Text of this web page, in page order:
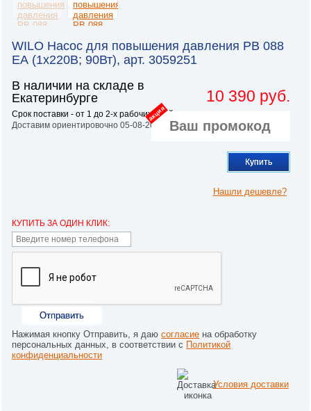
WILO Насос для повышения давления РВ 088
ЕА (1х220В; 90Вт), арт. 3059251
В наличии на складе в
Екатеринбурге
Срок поставки - от 1 до 2-х рабочих дней.
Доставим ориентировочно 05-08-2026
10 390 руб.
акция
Купить
Нашли дешевле?
КУПИТЬ ЗА ОДИН КЛИК:
Отправить
Нажимая кнопку Отправить, я даюсогласие на обработку
персональных данных, в соответствии с Политикой
конфиденциальности
Условия доставки